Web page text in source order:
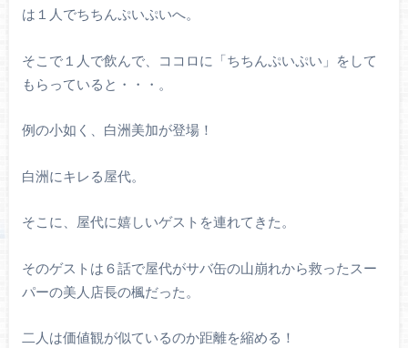
は１人でちちんぷいぷいへ。
そこで１人で飲んで、ココロに「ちちんぷいぷい」をして
もらっていると・・・。
例の小如く、白洲美加が登場！
白洲にキレる屋代。
そこに、屋代に嬉しいゲストを連れてきた。
そのゲストは６話で屋代がサバ缶の山崩れから救ったスー
パーの美人店長の楓だった。
二人は価値観が似ているのか距離を縮める！